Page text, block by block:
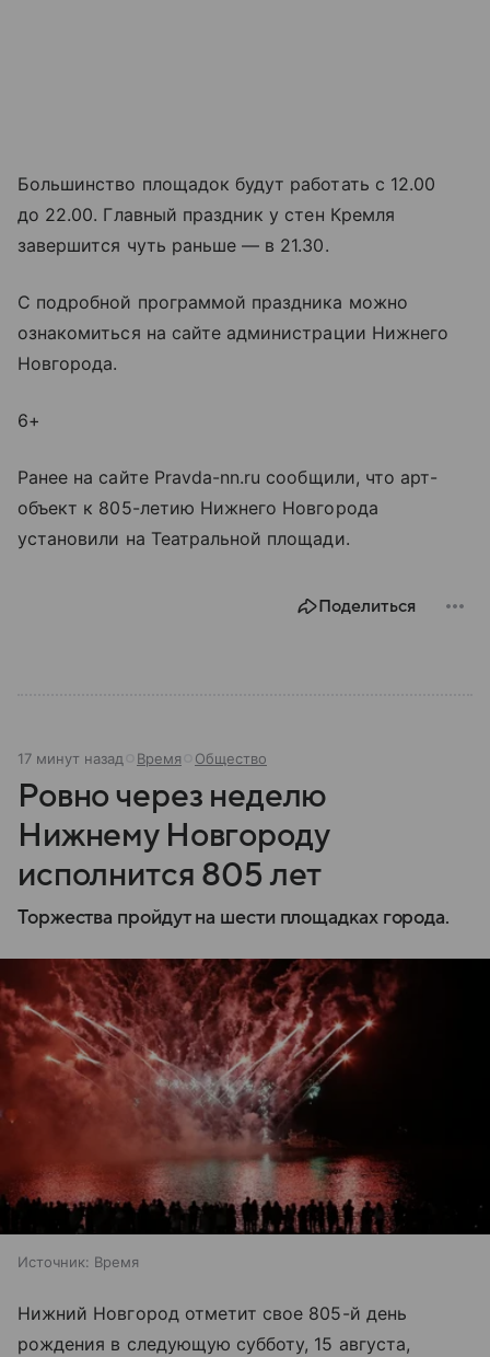
Большинство площадок будут работать с 12.00
до 22.00. Главный праздник у стен Кремля
завершится чуть раньше — в 21.30.
С подробной программой праздника можно
ознакомиться на сайте администрации Нижнего
Новгорода.
6+
Ранее на сайте Pravda-nn.ru сообщили, что арт-
объект к 805-летию Нижнего Новгорода
установили на Театральной площади.
Поделиться
17 минут назад Время Общество
Ровно через неделю
Нижнему Новгороду
исполнится 805 лет
Торжества пройдут на шести площадках города.
Источник: Время
Нижний Новгород отметит свое 805-й день
рождения в следующую субботу, 15 августа,